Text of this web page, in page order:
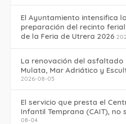
El Ayuntamiento intensifica
preparación del recinto
de la Feria de Utrera 2026
La renovación del asfaltado
Mulata, Mar Adriático y
2026-08-05
El servicio que presta el
Infantil Temprana (CAIT), no
08-04